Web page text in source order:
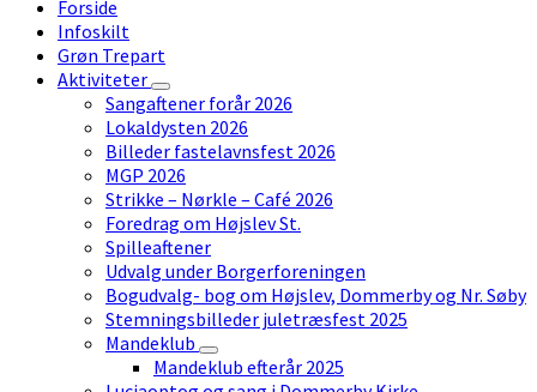
Forside
Infoskilt
Grøn Trepart
Aktiviteter
Sangaftener forår 2026
Lokaldysten 2026
Billeder fastelavnsfest 2026
MGP 2026
Strikke – Nørkle – Café 2026
Foredrag om Højslev St.
Spilleaftener
Udvalg under Borgerforeningen
Bogudvalg- bog om Højslev, Dommerby og Nr. Søby
Stemningsbilleder juletræsfest 2025
Mandeklub
Mandeklub efterår 2025